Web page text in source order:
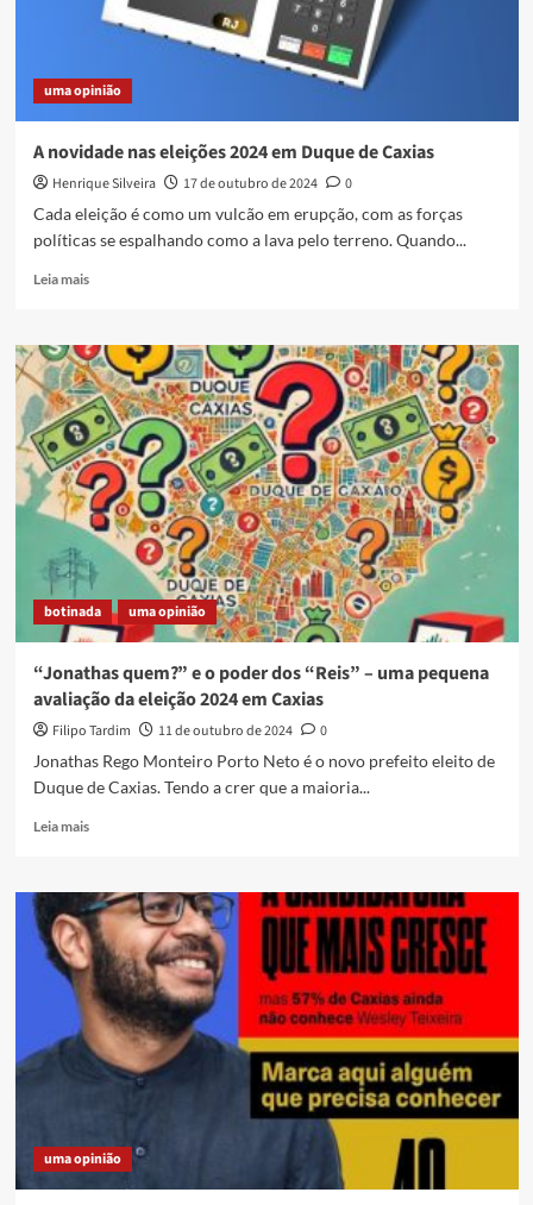
uma opinião
A novidade nas eleições 2024 em Duque de Caxias
Henrique Silveira 17 de outubro de 2024
0
Cada eleição é como um vulcão em erupção, com as forças
políticas se espalhando como a lava pelo terreno. Quando...
Leia maisRead
A
novidade
nas
eleições
2024
em
Duque
de
Caxias
botinada uma opinião
“Jonathas quem?” e o poder dos “Reis” – uma pequena
avaliação da eleição 2024 em Caxias
Filipo Tardim 11 de outubro de 2024
0
Jonathas Rego Monteiro Porto Neto é o novo prefeito eleito de
Duque de Caxias. Tendo a crer que a maioria...
Leia maisRead
“Jonathas
quem?”
e
o
poder
dos
“Reis”
–
uma
pequena
eleição
uma opinião